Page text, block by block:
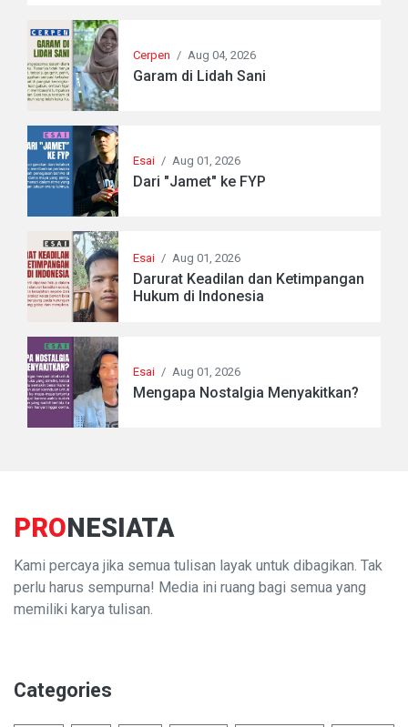
Cerpen / Aug 04, 2026
Garam di Lidah Sani
Esai / Aug 01, 2026
Dari "Jamet" ke FYP
Esai / Aug 01, 2026
Darurat Keadilan dan Ketimpangan
Hukum di Indonesia
Esai / Aug 01, 2026
Mengapa Nostalgia Menyakitkan?
PRONESIATA
Kami percaya jika semua tulisan layak untuk dibagikan. Tak
perlu harus sempurna! Media ini ruang bagi semua yang
memiliki karya tulisan.
Categories